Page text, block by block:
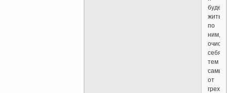
будет
жить
по
ним,
себя
тем
самым
от